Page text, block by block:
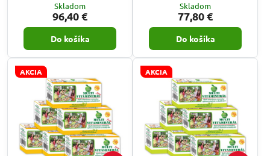
Skladom
96,40 €
Do košíka
Skladom
77,80 €
Do košíka
AKCIA AKCIA